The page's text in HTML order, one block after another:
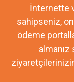
İnternette
sahipseniz,
ödeme
almanız